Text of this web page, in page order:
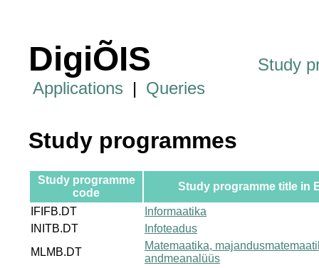
DigiÕIS
Study
Applications | Queries
Study programmes
Study programme
code
Study programme title in
IFIFB.DT
Informaatika
INITB.DT
Infoteadus
MLMB.DT
Matemaatika,
andmeanalüüs